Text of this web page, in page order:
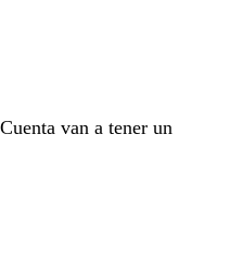
van a tener un